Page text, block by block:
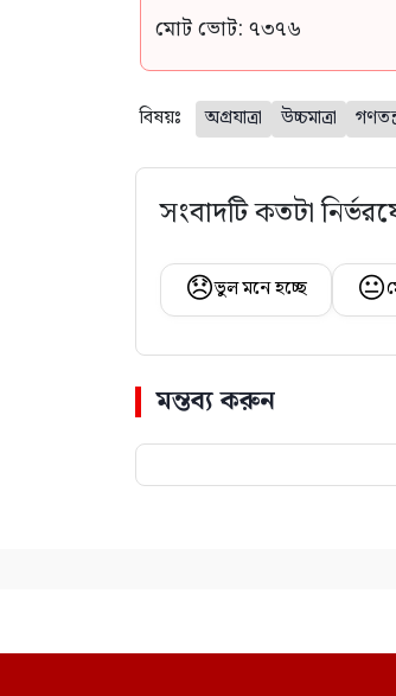
মোট ভোট: ৭৩৭৬
বিষয়ঃ অগ্রযাত্রা উচ্চমাত্রা
সংবাদটি কতটা
😞ভুল মনে হচ্ছে 😐
মন্তব্য করুন